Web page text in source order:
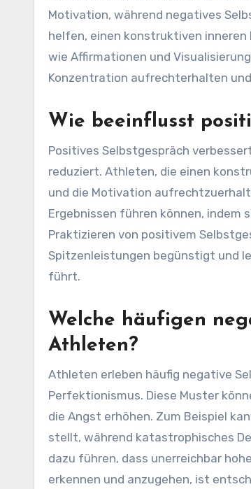
Motivation, während negatives
helfen, einen konstruktiven inneren
wie Affirmationen und
Konzentration aufrechterhalten
Wie beeinflusst
Positives Selbstgespräch
reduziert. Athleten, die einen
und die Motivation
Ergebnissen führen können, indem
Praktizieren von positivem
Spitzenleistungen begünstigt und
führt.
Welche häufigen
Athleten?
Athleten erleben häufig negative
Perfektionismus. Diese Muster
die Angst erhöhen. Zum Beispiel
stellt, während katastrophisches
dazu führen, dass unerreichbar
erkennen und anzugehen, ist